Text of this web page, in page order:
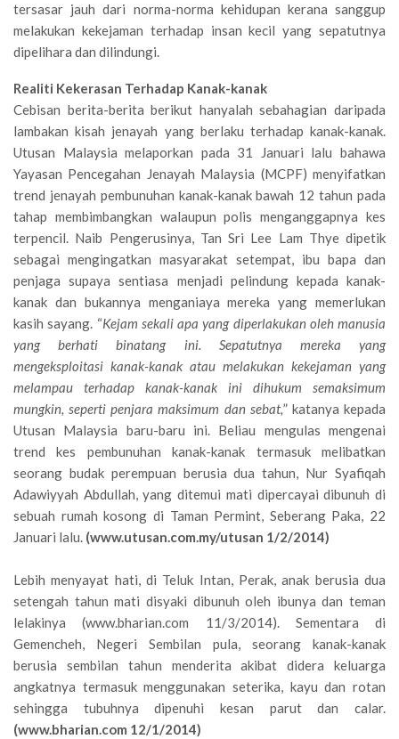
tersasar jauh dari norma-norma kehidupan kerana sanggup
melakukan kekejaman terhadap insan kecil yang sepatutnya
dipelihara dan dilindungi.
Realiti Kekerasan Terhadap Kanak-kanak
Cebisan berita-berita berikut hanyalah sebahagian daripada
lambakan kisah jenayah yang berlaku terhadap kanak-kanak.
Utusan Malaysia melaporkan pada 31 Januari lalu bahawa
Yayasan Pencegahan Jenayah Malaysia (MCPF) menyifatkan
trend jenayah pembunuhan kanak-kanak bawah 12 tahun pada
tahap membimbangkan walaupun polis menganggapnya kes
terpencil. Naib Pengerusinya, Tan Sri Lee Lam Thye dipetik
sebagai mengingatkan masyarakat setempat, ibu bapa dan
penjaga supaya sentiasa menjadi pelindung kepada kanak-
kanak dan bukannya menganiaya mereka yang memerlukan
kasih sayang. “Kejam sekali apa yang diperlakukan oleh manusia
yang berhati binatang ini. Sepatutnya mereka yang
mengeksploitasi kanak-kanak atau melakukan kekejaman yang
melampau terhadap kanak-kanak ini dihukum semaksimum
mungkin, seperti penjara maksimum dan sebat,” katanya kepada
Utusan Malaysia baru-baru ini. Beliau mengulas mengenai
trend kes pembunuhan kanak-kanak termasuk melibatkan
seorang budak perempuan berusia dua tahun, Nur Syafiqah
Adawiyyah Abdullah, yang ditemui mati dipercayai dibunuh di
sebuah rumah kosong di Taman Permint, Seberang Paka, 22
Januari lalu. (www.utusan.com.my/utusan 1/2/2014)
Lebih menyayat hati, di Teluk Intan, Perak, anak berusia dua
setengah tahun mati disyaki dibunuh oleh ibunya dan teman
lelakinya (www.bharian.com 11/3/2014). Sementara di
Gemencheh, Negeri Sembilan pula, seorang kanak-kanak
berusia sembilan tahun menderita akibat didera keluarga
angkatnya termasuk menggunakan seterika, kayu dan rotan
sehingga tubuhnya dipenuhi kesan parut dan calar.
(www.bharian.com 12/1/2014)